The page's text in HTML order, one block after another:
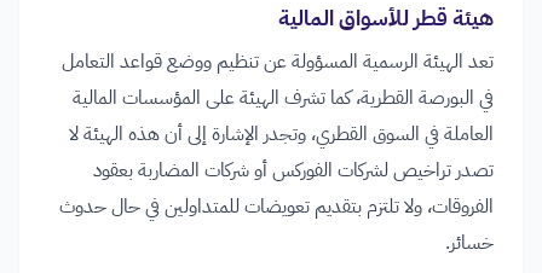
هيئة قطر للأسواق المالية
تعد الهيئة الرسمية المسؤولة عن تنظيم ووضع قواعد التعامل
في البورصة القطرية، كما تشرف الهيئة على المؤسسات المالية
العاملة في السوق القطري، وتجدر الإشارة إلى أن هذه الهيئة لا
تصدر تراخيص لشركات الفوركس أو شركات المضاربة بعقود
الفروقات، ولا تلتزم بتقديم تعويضات للمتداولين في حال حدوث
خسائر.